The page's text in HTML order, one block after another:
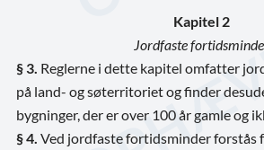
Kapitel 2
Jordfaste
§ 3. Reglerne i dette kapitel omfatter
på land- og søterritoriet og finder
bygninger, der er over 100 år gamle og
§ 4. Ved jordfaste fortidsminder forstås